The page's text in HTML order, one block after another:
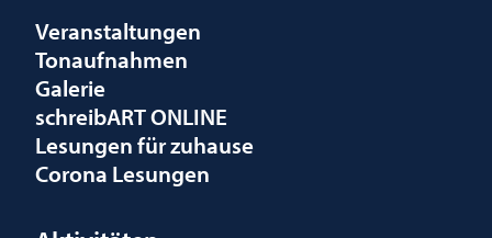
Veranstaltungen
Tonaufnahmen
Galerie
schreibART ONLINE
Lesungen für zuhause
Corona Lesungen